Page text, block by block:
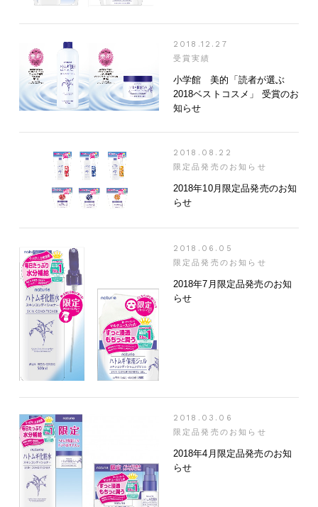
2018.12.27
受賞実績
小学館 美的「読者が選ぶ
2018ベストコスメ」 受賞のお
知らせ
2018.08.22
限定品発売のお知らせ
2018年10月限定品発売のお知
らせ
2018.06.05
限定品発売のお知らせ
2018年7月限定品発売のお知
らせ
2018.03.06
限定品発売のお知らせ
2018年4月限定品発売のお知
らせ